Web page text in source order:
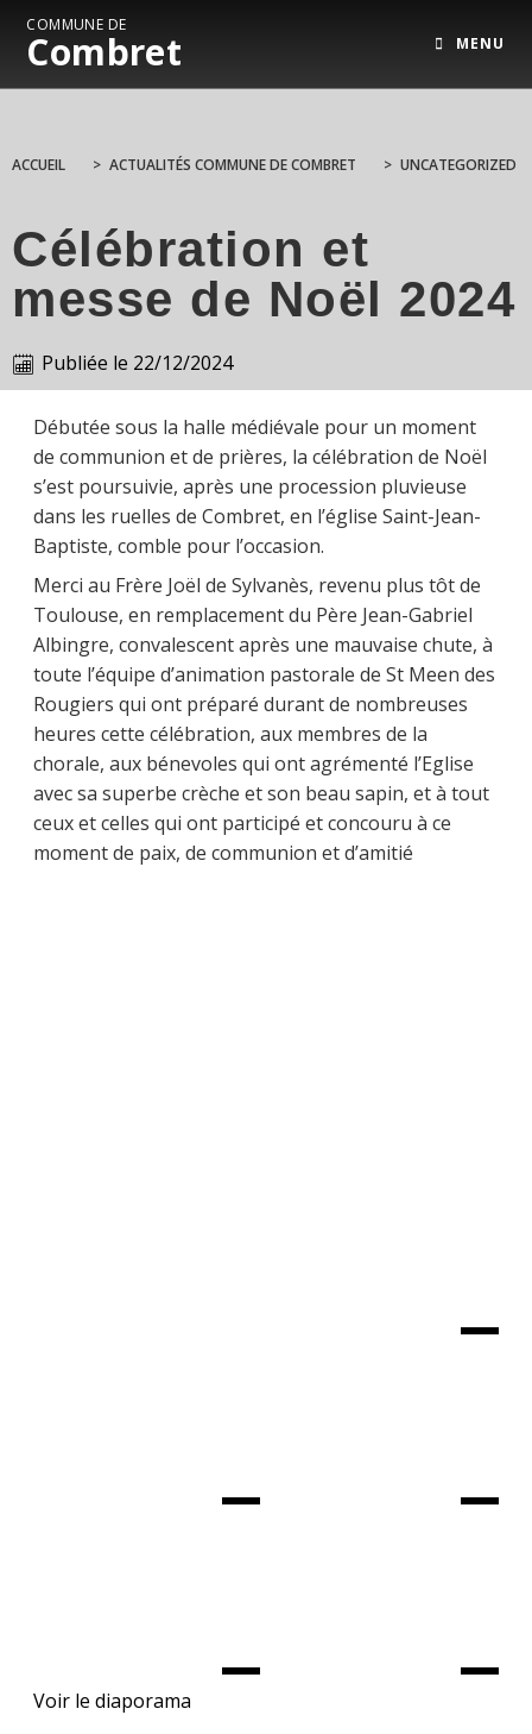
COMMUNE DE
Combret MENU
ACCUEIL > ACTUALITÉS COMMUNE DE COMBRET > UNCATEGORIZED
Célébration et
messe de Noël 2024
Publiée le 22/12/2024
Débutée sous la halle médiévale pour un moment
de communion et de prières, la célébration de Noël
s’est poursuivie, après une procession pluvieuse
dans les ruelles de Combret, en l’église Saint-Jean-
Baptiste, comble pour l’occasion.
Merci au Frère Joël de Sylvanès, revenu plus tôt de
Toulouse, en remplacement du Père Jean-Gabriel
Albingre, convalescent après une mauvaise chute, à
toute l’équipe d’animation pastorale de St Meen des
Rougiers qui ont préparé durant de nombreuses
heures cette célébration, aux membres de la
chorale, aux bénevoles qui ont agrémenté l’Eglise
avec sa superbe crèche et son beau sapin, et à tout
ceux et celles qui ont participé et concouru à ce
moment de paix, de communion et d’amitié
Voir le diaporama